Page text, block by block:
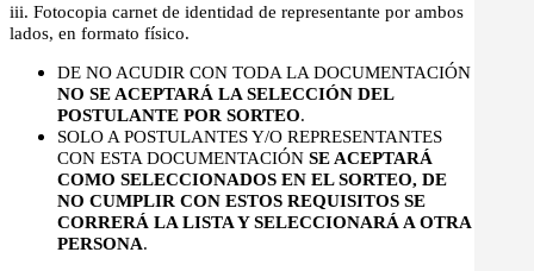
iii. Fotocopia carnet de identidad de representante por ambos
lados, en formato físico.
DE NO ACUDIR CON TODA LA DOCUMENTACIÓN
NO SE ACEPTARÁ LA SELECCIÓN DEL
POSTULANTE POR SORTEO.
SOLO A POSTULANTES Y/O REPRESENTANTES
CON ESTA DOCUMENTACIÓN SE ACEPTARÁ
COMO SELECCIONADOS EN EL SORTEO, DE
NO CUMPLIR CON ESTOS REQUISITOS SE
CORRERÁ LA LISTA Y SELECCIONARÁ A OTRA
PERSONA.